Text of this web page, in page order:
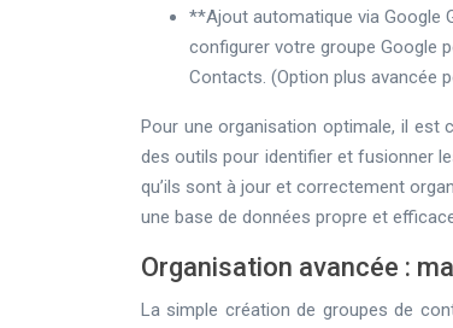
**Ajout automatique via Google
configurer votre groupe Google
Contacts. (Option plus avancée
Pour une organisation optimale, il est
des outils pour identifier et fusionner
qu’ils sont à jour et correctement
une base de données propre et
Organisation avancée :
La simple création de groupes de